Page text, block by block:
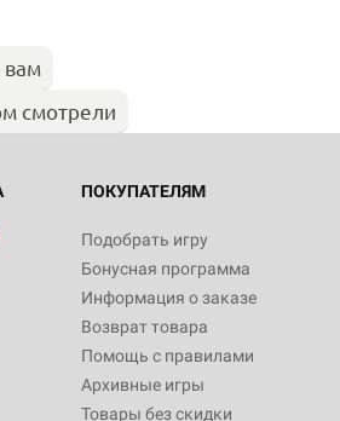
вам
смотрели
ПОКУПАТЕЛЯМ
Подобрать игру
Бонусная программа
Информация о заказе
Возврат товара
Помощь с правилами
Архивные игры
Товары без скидки